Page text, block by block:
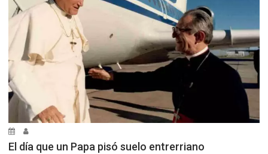
El día que un Papa pisó suelo entrerriano